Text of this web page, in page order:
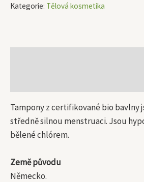
Kategorie: Tělová kosmetika
Tampony z certifikované bio bavlny
středně silnou menstruaci. Jsou
bělené chlórem.
Země původu
Německo.